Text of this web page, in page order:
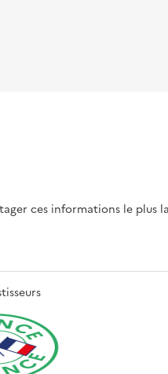
ces informations le plus